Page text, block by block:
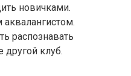
новичками.
распознавать
клуб.